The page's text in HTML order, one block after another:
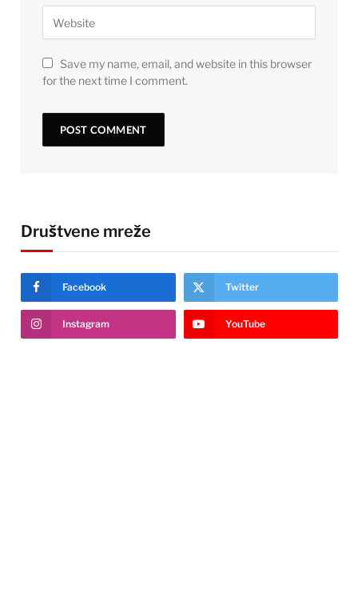
Save my name, email, and website in this browser
for the next time I comment.
Društvene mreže
Facebook Twitter
Instagram YouTube